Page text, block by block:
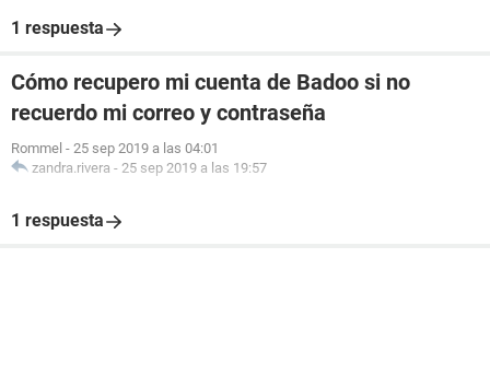
1 respuesta
Cómo recupero mi cuenta de Badoo si no
recuerdo mi correo y contraseña
Rommel - 25 sep 2019 a las 04:01
zandra.rivera - 25 sep 2019 a las 19:57
1 respuesta